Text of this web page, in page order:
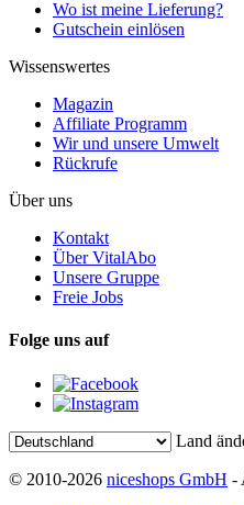
Wo ist meine Lieferung?
Gutschein einlösen
Wissenswertes
Magazin
Affiliate Programm
Wir und unsere Umwelt
Rückrufe
Über uns
Kontakt
Über VitalAbo
Unsere Gruppe
Freie Jobs
Folge uns auf
Land
© 2010-2026 niceshops GmbH -